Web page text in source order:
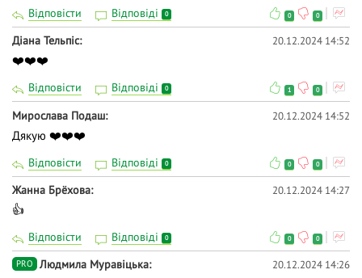
Відповісти Відповіді 0 0 0
Діана Тельпіс 20.12.2024 14:52
❤️❤️❤️
Відповісти Відповіді 0 1 0
Мирослава Подаш 20.12.2024 14:52
Дякую ❤️❤️❤️
Відповісти Відповіді 0 0 0
Жанна Брёхова 20.12.2024 14:27
👍
Відповісти Відповіді 0 0 0
PRO Людмила Муравіцька 20.12.2024 14:26